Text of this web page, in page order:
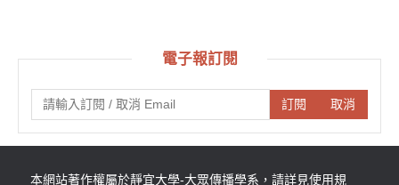
電子報訂閱
訂閱 取消
本網站著作權屬於靜宜大學-大眾傳播學系，請詳見使用規